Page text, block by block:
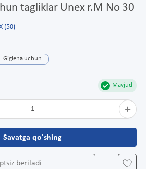
tagliklar Unex r.M No 30
(50)
Gigiena uchun
Mavjud
1
Savatga qo'shing
beriladi